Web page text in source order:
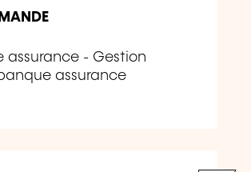
assurance - Gestion
assurance